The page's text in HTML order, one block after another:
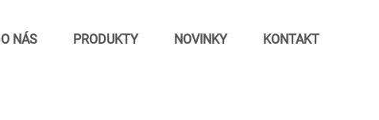
O NÁS PRODUKTY NOVINKY KONTAKT